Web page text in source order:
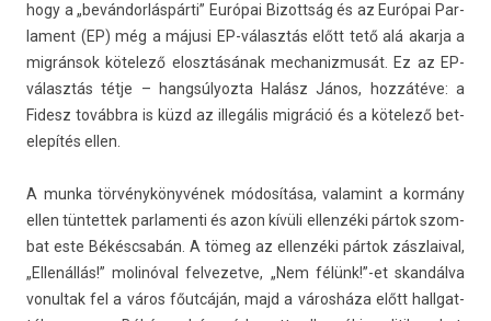
hogy a „bevándorláspárti” Európai Bi­zottság és az Európai Par­
la­ment (EP) még a májusi EP-választás előtt tető alá akar­ja a
migránsok kötelező elosztásának mech­aniz­musát. Ez az EP-
választás tétje – han­gsúlyoz­ta Halász János, hozzátéve: a
Fidesz továbbra is küzd az illegális migráció és a kötelező bet­
elepítés ellen.
A munka törvénykönyvének módosítása, valamint a kormány
ellen tün­tettek par­lamen­ti és azon kívüli el­lenzéki pártok szom­
bat este Békéscsabán. A tömeg az el­lenzéki pártok zászlaiv­al,
„Ellenállás!” molinóval fel­vezet­ve, „Nem félünk!”-et skandálva
vonul­tak fel a város főutcáján, majd a városháza előtt hallgat­